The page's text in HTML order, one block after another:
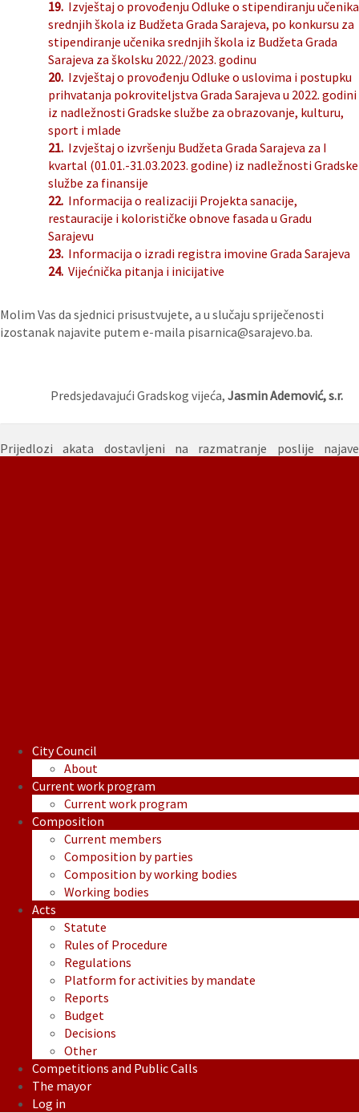
19. Izvještaj o provođenju Odluke o stipendiranju učenika
srednjih škola iz Budžeta Grada Sarajeva, po konkursu za
stipendiranje učenika srednjih škola iz Budžeta Grada
Sarajeva za školsku 2022./2023. godinu
20. Izvještaj o provođenju Odluke o uslovima i postupku
prihvatanja pokroviteljstva Grada Sarajeva u 2022. godini
iz nadležnosti Gradske službe za obrazovanje, kulturu,
sport i mlade
21. Izvještaj o izvršenju Budžeta Grada Sarajeva za I
kvartal (01.01.-31.03.2023. godine) iz nadležnosti Gradske
službe za finansije
22. Informacija o realizaciji Projekta sanacije,
restauracije i kolorističke obnove fasada u Gradu
Sarajevu
23. Informacija o izradi registra imovine Grada Sarajeva
24. Vijećnička pitanja i inicijative
Molim Vas da sjednici prisustvujete, a u slučaju spriječenosti
izostanak najavite putem e-maila pisarnica@sarajevo.ba.
Predsjedavajući Gradskog vijeća, Jasmin Ademović, s.r.
Prijedlozi akata dostavljeni na razmatranje poslije najave
City Council
About
Current work program
Current work program
Composition
Current members
Composition by parties
Composition by working bodies
Working bodies
Acts
Statute
Rules of Procedure
Regulations
Platform for activities by mandate
Reports
Budget
Decisions
Other
Competitions and Public Calls
The mayor
Log in